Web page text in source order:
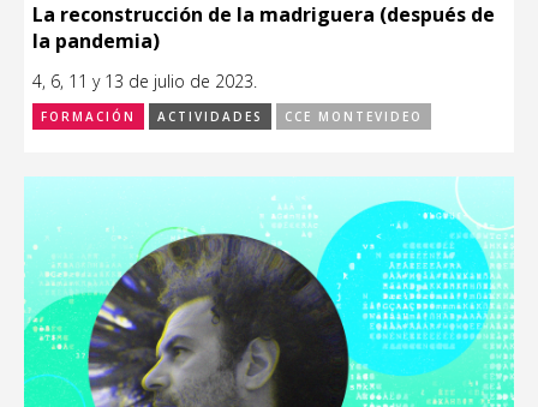
La reconstrucción de la madriguera (después de
la pandemia)
4, 6, 11 y 13 de julio de 2023.
FORMACIÓN ACTIVIDADES CCE MONTEVIDEO